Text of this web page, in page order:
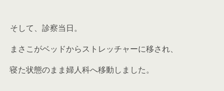
そして、診察当日。
まさこがベッドからストレッチャーに移され、
寝た状態のまま婦人科へ移動しました。